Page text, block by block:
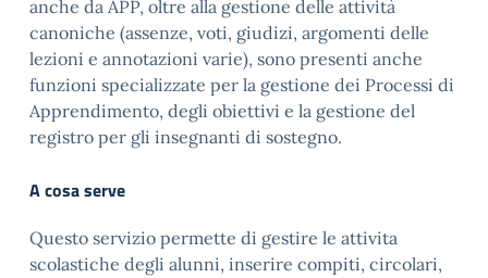
anche da APP, oltre alla gestione delle attività
canoniche (assenze, voti, giudizi, argomenti delle
lezioni e annotazioni varie), sono presenti anche
funzioni specializzate per la gestione dei Processi di
Apprendimento, degli obiettivi e la gestione del
registro per gli insegnanti di sostegno.
A cosa serve
Questo servizio permette di gestire le attivita
scolastiche degli alunni, inserire compiti, circolari,